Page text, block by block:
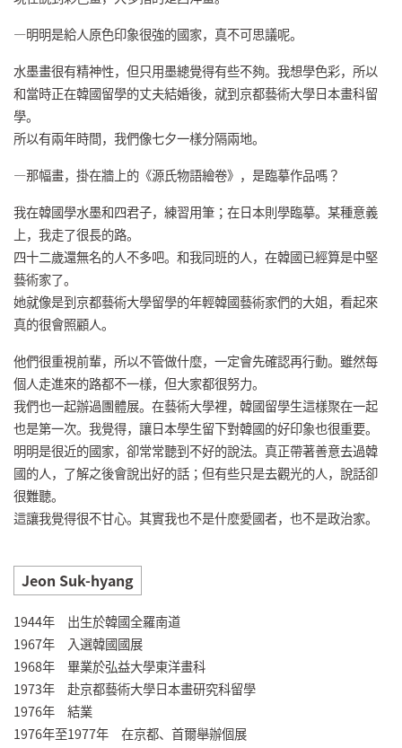
—明明是給人原色印象很強的國家，真不可思議呢。
水墨畫很有精神性，但只用墨總覺得有些不夠。我想學色彩，所以
和當時正在韓國留學的丈夫結婚後，就到京都藝術大學日本畫科留
學。
所以有兩年時間，我們像七夕一樣分隔兩地。
—那幅畫，掛在牆上的《源氏物語繪卷》，是臨摹作品嗎？
我在韓國學水墨和四君子，練習用筆；在日本則學臨摹。某種意義
上，我走了很長的路。
四十二歲還無名的人不多吧。和我同班的人，在韓國已經算是中堅
藝術家了。
她就像是到京都藝術大學留學的年輕韓國藝術家們的大姐，看起來
真的很會照顧人。
他們很重視前輩，所以不管做什麼，一定會先確認再行動。雖然每
個人走進來的路都不一樣，但大家都很努力。
我們也一起辦過團體展。在藝術大學裡，韓國留學生這樣聚在一起
也是第一次。我覺得，讓日本學生留下對韓國的好印象也很重要。
明明是很近的國家，卻常常聽到不好的說法。真正帶著善意去過韓
國的人，了解之後會說出好的話；但有些只是去觀光的人，說話卻
很難聽。
這讓我覺得很不甘心。其實我也不是什麼愛國者，也不是政治家。
Jeon Suk-hyang
1944年 出生於韓國全羅南道
1967年 入選韓國國展
1968年 畢業於弘益大學東洋畫科
1973年 赴京都藝術大學日本畫研究科留學
1976年 結業
1976年至1977年 在京都、首爾舉辦個展